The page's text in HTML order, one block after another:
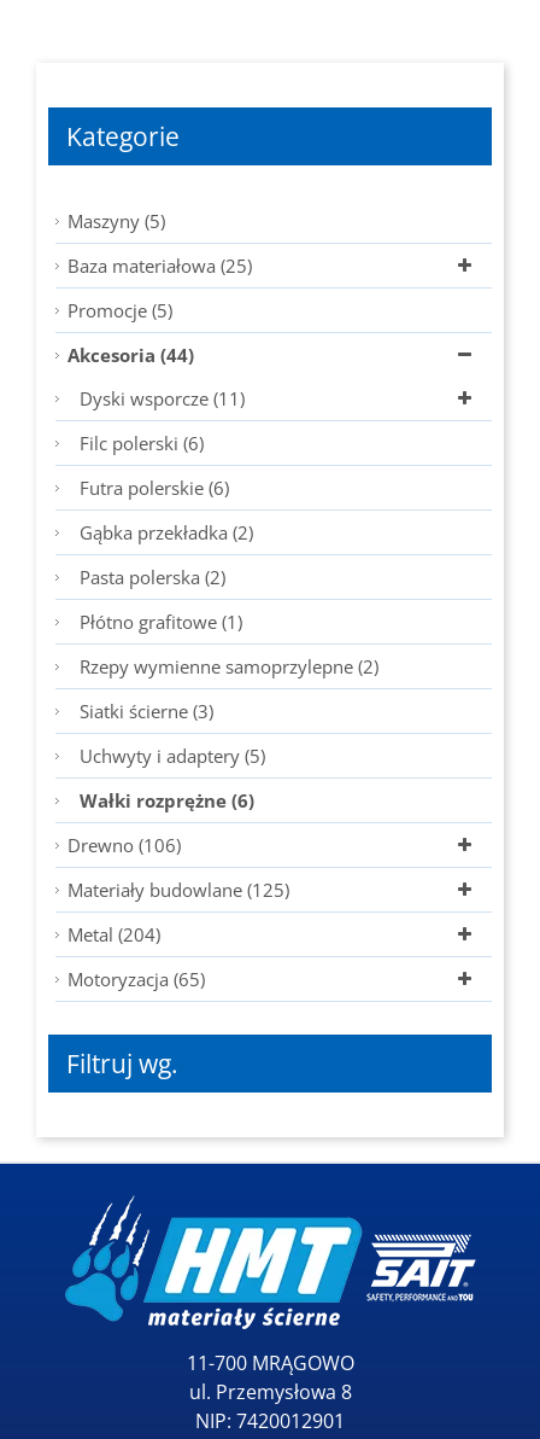
Kategorie
Maszyny (5)
Baza materiałowa (25)
Promocje (5)
Akcesoria (44)
Dyski wsporcze (11)
Filc polerski (6)
Futra polerskie (6)
Gąbka przekładka (2)
Pasta polerska (2)
Płótno grafitowe (1)
Rzepy wymienne samoprzylepne (2)
Siatki ścierne (3)
Uchwyty i adaptery (5)
Wałki rozprężne (6)
Drewno (106)
Materiały budowlane (125)
Metal (204)
Motoryzacja (65)
Filtruj wg.
11-700 MRĄGOWO
ul. Przemysłowa 8
NIP: 7420012901